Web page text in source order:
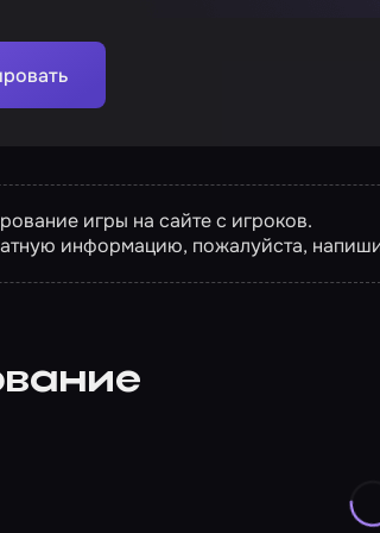
игры на сайте с игроков.
информацию, пожалуйста,